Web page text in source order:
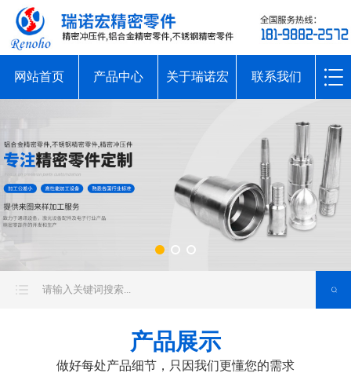
网站首页 产品中心 关于瑞诺宏 联系我们
产品展示
做好每处产品细节，只因我们更懂您的需求